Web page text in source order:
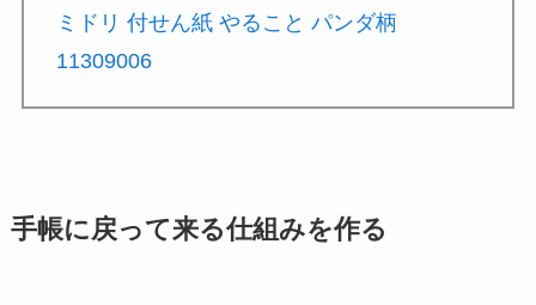
ミドリ 付せん紙 やること パンダ柄
11309006
手帳に戻って来る仕組みを作る